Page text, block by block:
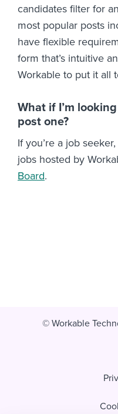
candidates filter for
most popular posts
have flexible
form that’s intuitive
Workable to put it all
What if I’m
post one?
If you’re a job
jobs hosted by
Board.
© Workable